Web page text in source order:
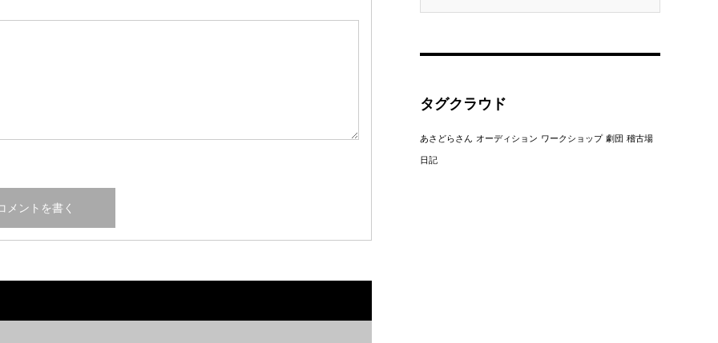
タグクラウド
あさどらさん オーディション ワークショップ 劇団 稽古場
日記